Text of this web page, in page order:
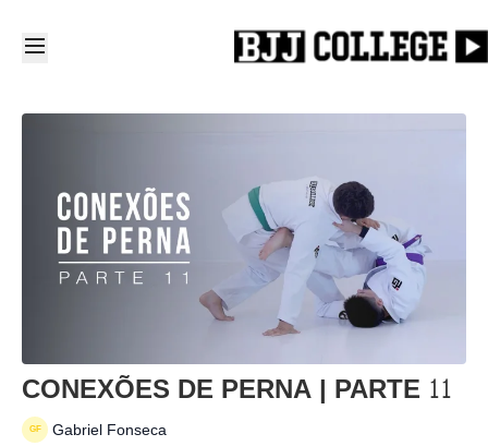
CONEXÕES DE PERNA | PARTE 11
Gabriel Fonseca